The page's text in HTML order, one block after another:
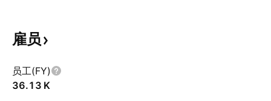
雇员
员工(FY)
‪36.13 K‬